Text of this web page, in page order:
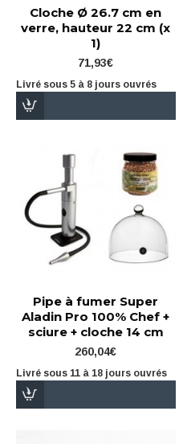
Cloche Ø 26.7 cm en
verre, hauteur 22 cm (x
1)
71,93€
Livré sous 5 à 8 jours ouvrés
Pipe à fumer Super
Aladin Pro 100% Chef +
sciure + cloche 14 cm
260,04€
Livré sous 11 à 18 jours ouvrés